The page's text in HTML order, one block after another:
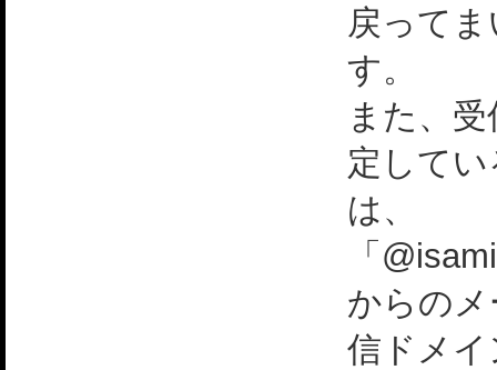
戻って
す。
また、
定して
は、
「
からの
信ドメ